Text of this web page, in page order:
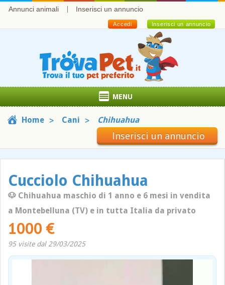
Annunci animali Inserisci un annuncio
Inserisci un annuncio
Accedi
MENU
Home Cani Chihuahua
Inserisci un annuncio
Cucciolo Chihuahua
🐶 Chihuahua maschio di 1 anno e 6 mesi in vendita
a Montebelluna (TV) e in tutta Italia da privato
1000 €
95 visite dal 29/03/2025